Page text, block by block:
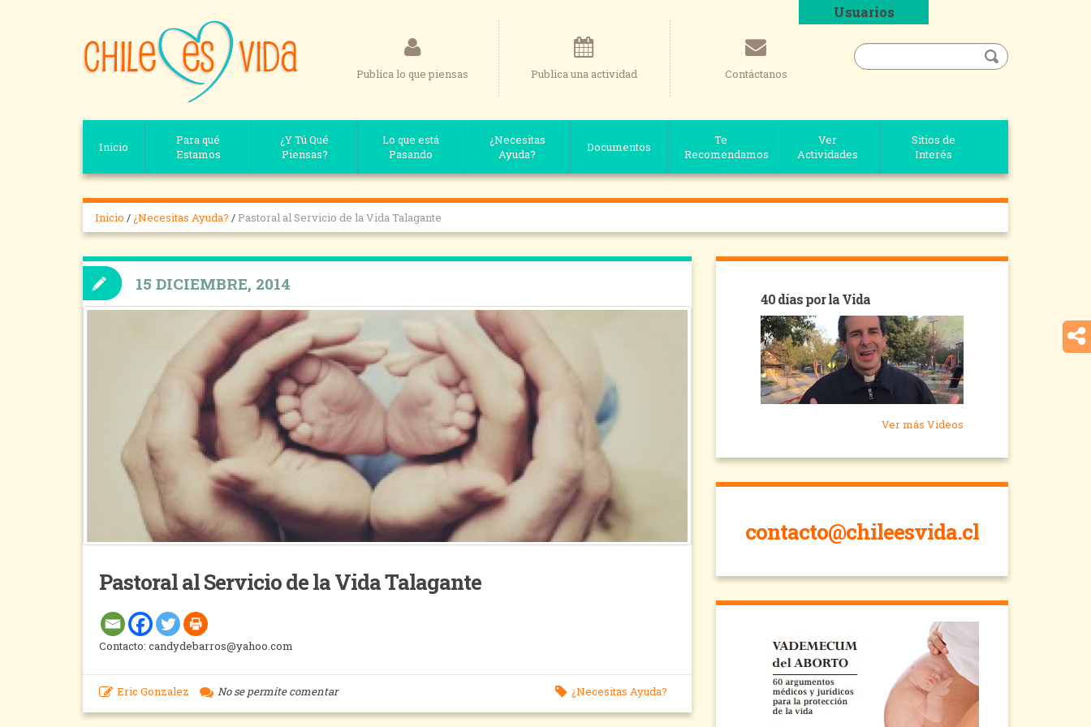
Publica lo que piensas Publica una actividad Contáctanos
Inicio
Para qué
Estamos
¿Y Tú Qué
Piensas?
Lo que está
Pasando
¿Necesitas
Ayuda?
Documentos
Te
Recomendamos
Ver
Actividades
Sitios de
Interés
Inicio / ¿Necesitas Ayuda? / Pastoral al Servicio de la Vida Talagante
Pastoral al Servicio de la Vida Talagante
Contacto: candydebarros@yahoo.com
15 DICIEMBRE, 2014
¿Necesitas Ayuda?
Eric Gonzalez No se permite comentar
40 días por la Vida
Ver más Videos
contacto@chileesvida.cl
Usuarios